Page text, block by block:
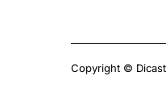
Copyright ©